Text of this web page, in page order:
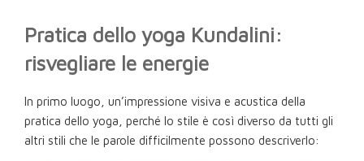
Pratica dello yoga Kundalini:
risvegliare le energie
In primo luogo, un’impressione visiva e acustica della
pratica dello yoga, perché lo stile è così diverso da tutti gli
altri stili che le parole difficilmente possono descriverlo: